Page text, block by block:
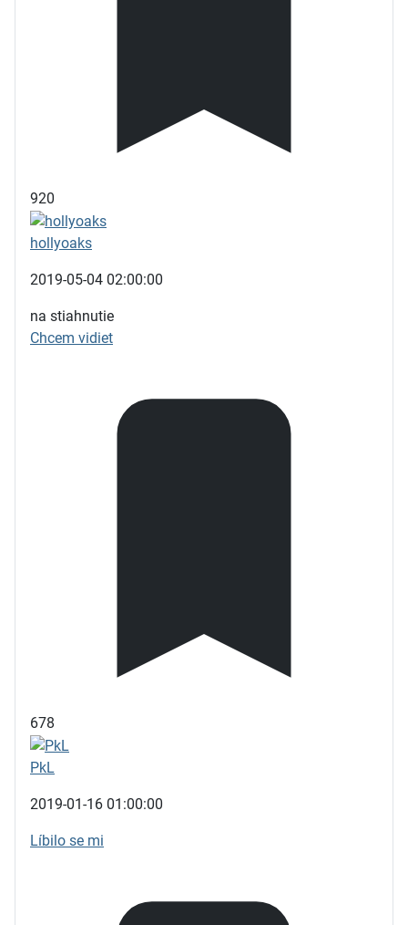
920
hollyoaks
2019-05-04 02:00:00
na stiahnutie
Chcem vidiet
678
PkL
2019-01-16 01:00:00
Líbilo se mi